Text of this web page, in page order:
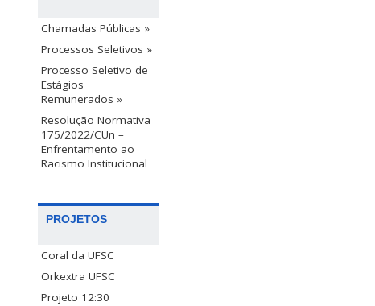
Chamadas Públicas »
Processos Seletivos »
Processo Seletivo de
Estágios
Remunerados »
Resolução Normativa
175/2022/CUn –
Enfrentamento ao
Racismo Institucional
PROJETOS
Coral da UFSC
Orkextra UFSC
Projeto 12:30